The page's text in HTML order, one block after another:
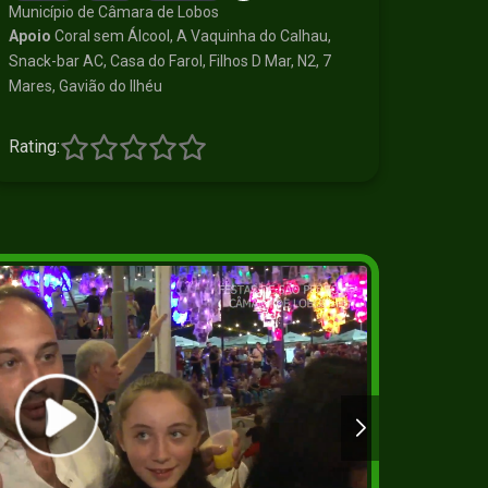
Município de Câmara de Lobos
Apoio Coral sem Álcool, A Vaquinha do Calhau,
Snack-bar AC, Casa do Farol, Filhos D Mar, N2, 7
Mares, Gavião do Ilhéu
Rating: